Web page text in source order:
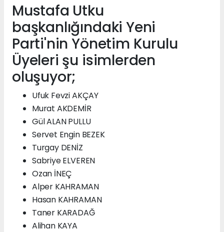
Mustafa Utku
başkanlığındaki Yeni
Parti'nin Yönetim Kurulu
Üyeleri şu isimlerden
oluşuyor;
Ufuk Fevzi AKÇAY
Murat AKDEMİR
Gül ALAN PULLU
Servet Engin BEZEK
Turgay DENİZ
Sabriye ELVEREN
Ozan İNEÇ
Alper KAHRAMAN
Hasan KAHRAMAN
Taner KARADAĞ
Alihan KAYA